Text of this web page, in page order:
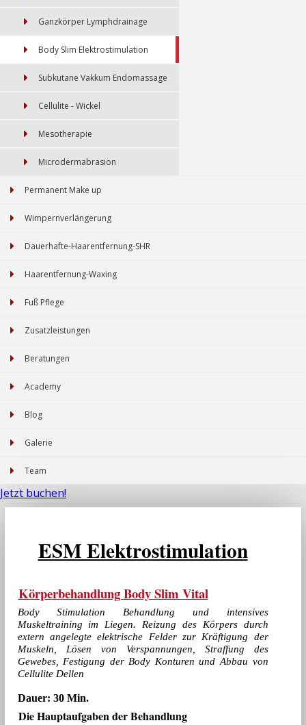
Ganzkörper Lymphdrainage
Body Slim Elektrostimulation
Subkutane Vakkum Endomassage
Cellulite - Wickel
Mesotherapie
Microdermabrasion
Permanent Make up
Wimpernverlängerung
Dauerhafte-Haarentfernung-SHR
Haarentfernung-Waxing
Fuß Pflege
Zusatzleistungen
Beratungen
Academy
Blog
Galerie
Team
Jetzt buchen!
ESM Elektrostimulation
Körperbehandlung Body Slim Vital
Body Stimulation Behandlung und intensives
Muskeltraining im Liegen. Reizung des Körpers durch
extern angelegte elektrische Felder zur Kräftigung der
Muskeln, Lösen von Verspannungen, Straffung des
Gewebes, Festigung der Body Konturen und Abbau von
Cellulite Dellen
Dauer: 30 Min.
Die Hauptaufgaben der Behandlung